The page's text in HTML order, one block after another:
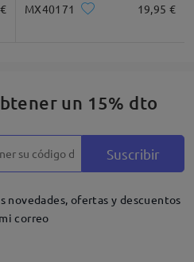
del Producto
MX40171 19,95 €
un 15% dto
Suscribir
novedades, ofertas y descuentos
correo